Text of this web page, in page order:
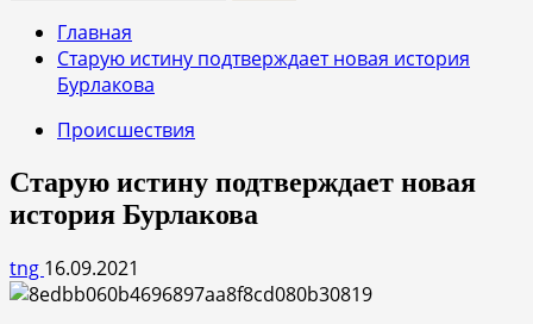
Главная
Старую истину подтверждает новая история
Бурлакова
Происшествия
Старую истину подтверждает новая
история Бурлакова
tng 16.09.2021